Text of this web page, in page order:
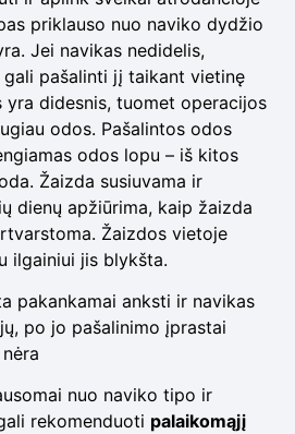
priklauso nuo naviko dydžio
Jei navikas nedidelis,
pašalinti jį taikant vietinę
yra didesnis, tuomet operacijos
odos. Pašalintos odos
odos lopu – iš kitos
Žaizda susiuvama ir
dienų apžiūrima, kaip žaizda
Žaizdos vietoje
ilgainiui jis blykšta.
pakankamai anksti ir navikas
po jo pašalinimo įprastai
nuo naviko tipo ir
rekomenduoti palaikomąjį